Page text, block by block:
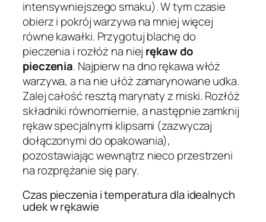
intensywniejszego smaku). W tym czasie
obierz i pokrój warzywa na mniej więcej
równe kawałki. Przygotuj blachę do
pieczenia i rozłóż na niej rękaw do
pieczenia. Najpierw na dno rękawa włóż
warzywa, a na nie ułóż zamarynowane udka.
Zalej całość resztą marynaty z miski. Rozłóż
składniki równomiernie, a następnie zamknij
rękaw specjalnymi klipsami (zazwyczaj
dołączonymi do opakowania),
pozostawiając wewnątrz nieco przestrzeni
na rozprężanie się pary.
Czas pieczenia i temperatura dla idealnych
udek w rękawie